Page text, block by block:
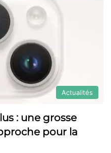
Actualités
: une grosse
pour la